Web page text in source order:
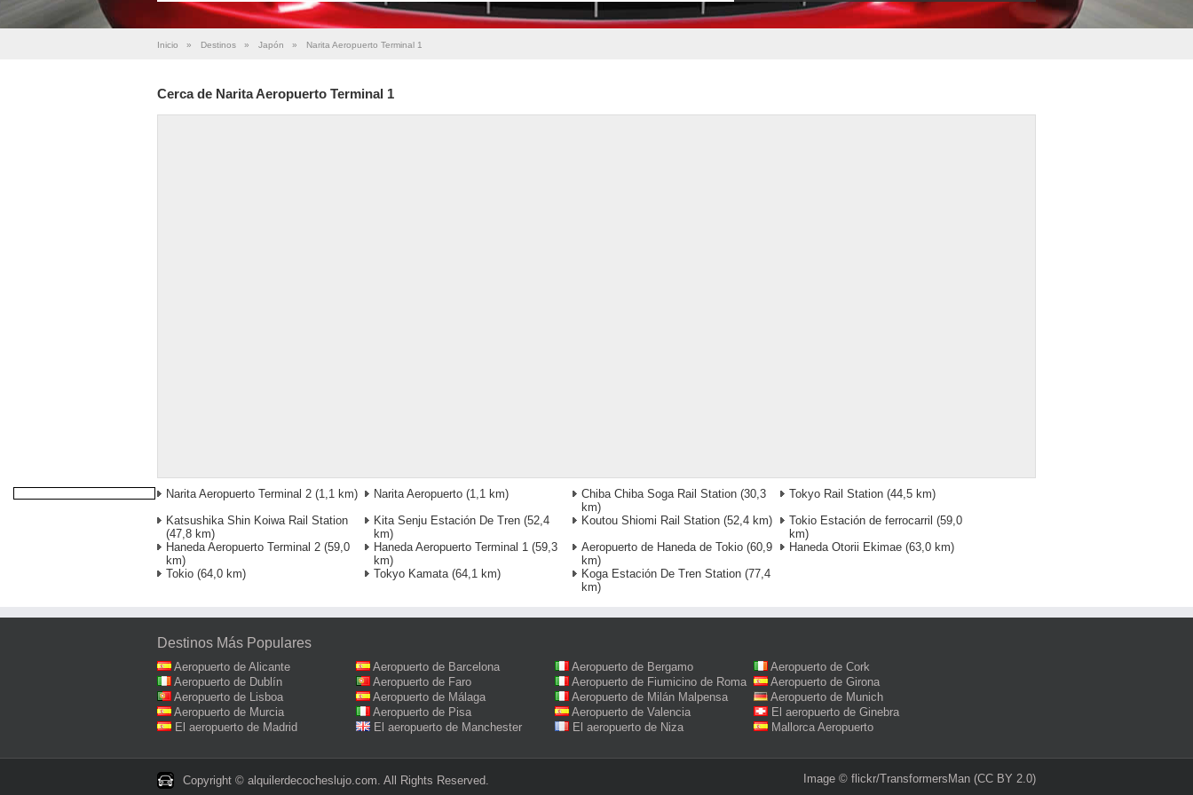
Inicio » Destinos » Japón » Narita Aeropuerto Terminal 1
Cerca de Narita Aeropuerto Terminal 1
Narita Aeropuerto Terminal 2 (1,1 km) Narita Aeropuerto (1,1 km) Chiba Chiba Soga Rail Station (30,3
km)
Tokyo Rail Station (44,5 km)
Katsushika Shin Koiwa Rail Station
(47,8 km)
Kita Senju Estación De Tren (52,4
km)
Koutou Shiomi Rail Station (52,4 km) Tokio Estación de ferrocarril (59,0
km)
Haneda Aeropuerto Terminal 2 (59,0
km)
Haneda Aeropuerto Terminal 1 (59,3
km)
Aeropuerto de Haneda de Tokio (60,9
km)
Haneda Otorii Ekimae (63,0 km)
Tokio (64,0 km) Tokyo Kamata(64,1 km) Koga Estación De Tren Station (77,4
km)
Destinos Más Populares
Aeropuerto de Alicante Aeropuerto de Barcelona Aeropuerto de Bergamo
Aeropuerto de Cork
Aeropuerto de Dublín
Aeropuerto de Faro Aeropuerto de Fiumicino de Roma
Aeropuerto de Girona
Aeropuerto de Lisboa
Aeropuerto de Málaga Aeropuerto de Milán Malpensa
Aeropuerto de Munich
Aeropuerto de Murcia
Aeropuerto de Pisa Aeropuerto de Valencia
El aeropuerto de Ginebra
El aeropuerto de Madrid
El aeropuerto de Manchester El aeropuerto de Niza Mallorca Aeropuerto
Copyright © alquilerdecocheslujo.com. All Rights Reserved.‎ Image © flickr/TransformersMan (CC BY 2.0)‎